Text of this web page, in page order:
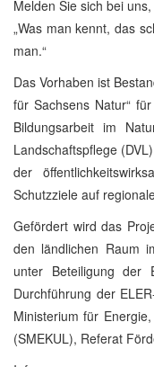
Melden Sie sich bei
„Was man kennt, das
man.“
Das Vorhaben ist
für Sachsens Natur“
Bildungsarbeit im
Landschaftspflege
der
Schutzziele auf
Gefördert wird das
den ländlichen Raum
unter Beteiligung der
Durchführung der
Ministerium für
(SMEKUL), Referat